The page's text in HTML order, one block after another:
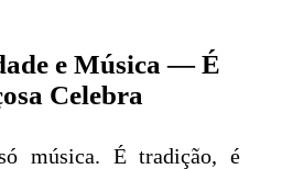
e Música — É
Celebra
música. É tradição, é